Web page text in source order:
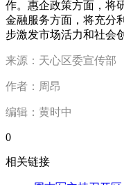
作。惠企政策方面，将
金融服务方面，将充分
步激发市场活力和社会
来源：天心区委宣传部
作者：周昂
编辑：黄时中
0
相关链接